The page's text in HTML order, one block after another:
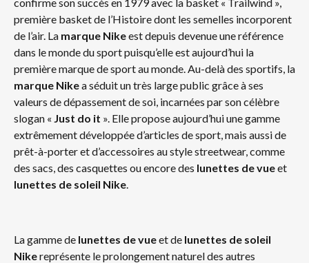
première basket de l’Histoire dont les semelles incorporent
de l’air. La marque Nikeest depuis devenue une référence
dans le monde du sport puisqu’elle est aujourd’hui la
première marque de sport au monde. Au-delà des sportifs, la
marque Nikea séduit un très large public grâce à ses
valeurs de dépassement de soi, incarnées par son célèbre
slogan « Just do it ». Elle propose aujourd’hui une gamme
extrêmement développée d’articles de sport, mais aussi de
prêt-à-porter et d’accessoires au style streetwear, comme
des sacs, des casquettes ou encore des lunettes de vueet
lunettes de soleil Nike.
La gamme de lunettes de vueet de lunettes de soleil
Nikereprésente le prolongement naturel des autres